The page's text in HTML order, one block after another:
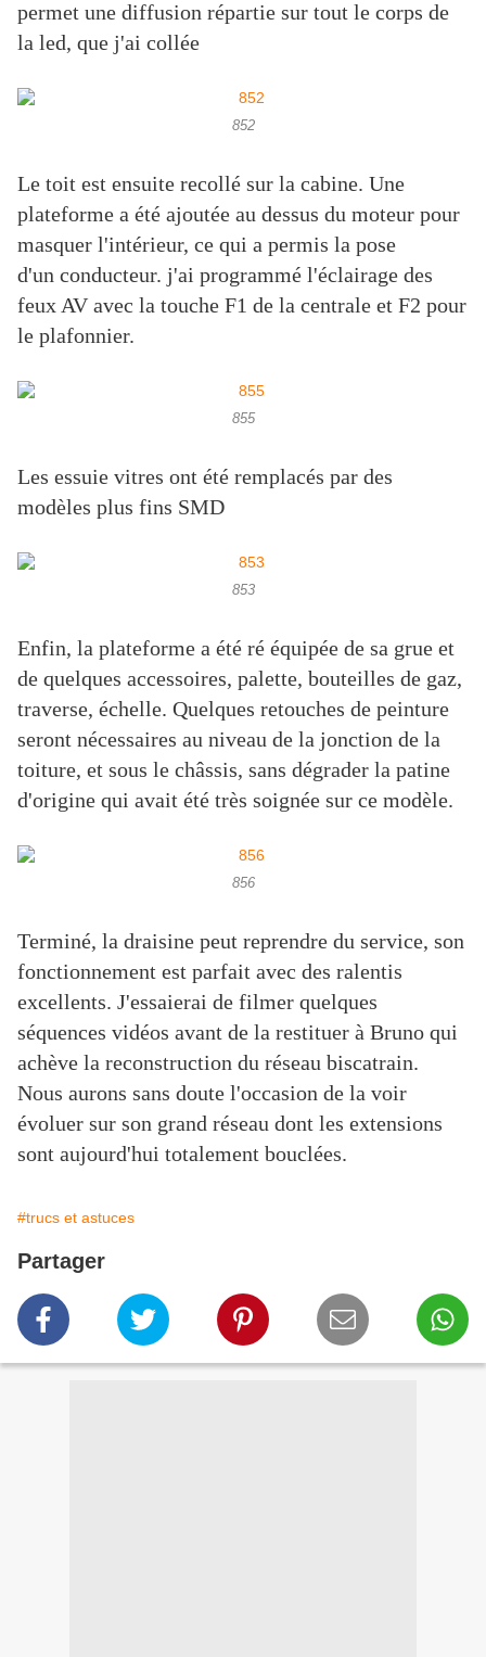
permet une diffusion répartie sur tout le corps de
la led, que j'ai collée
852
Le toit est ensuite recollé sur la cabine. Une
plateforme a été ajoutée au dessus du moteur pour
masquer l'intérieur, ce qui a permis la pose
d'un conducteur. j'ai programmé l'éclairage des
feux AV avec la touche F1 de la centrale et F2 pour
le plafonnier.
855
Les essuie vitres ont été remplacés par des
modèles plus fins SMD
853
Enfin, la plateforme a été ré équipée de sa grue et
de quelques accessoires, palette, bouteilles de gaz,
traverse, échelle. Quelques retouches de peinture
seront nécessaires au niveau de la jonction de la
toiture, et sous le châssis, sans dégrader la patine
d'origine qui avait été très soignée sur ce modèle.
856
Terminé, la draisine peut reprendre du service, son
fonctionnement est parfait avec des ralentis
excellents. J'essaierai de filmer quelques
séquences vidéos avant de la restituer à Bruno qui
achève la reconstruction du réseau biscatrain.
Nous aurons sans doute l'occasion de la voir
évoluer sur son grand réseau dont les extensions
sont aujourd'hui totalement bouclées.
#trucs et astuces
Partager